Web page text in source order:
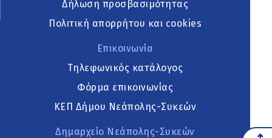
Δήλωση προσβασιμότητας
Πολιτική απορρήτου και cookies
Επικοινωνία
Τηλεφωνικός κατάλογος
Φόρμα επικοινωνίας
ΚΕΠ Δήμου Νεάπολης-Συκεών
Δημαρχείο Νεάπολης-Συκεών